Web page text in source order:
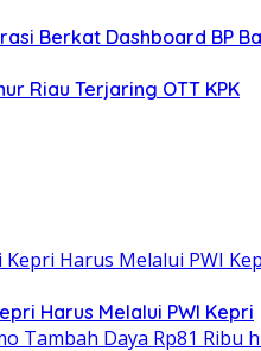
Berkat Dashboard BP
Riau Terjaring OTT KPK
Harus Melalui PWI Kepri